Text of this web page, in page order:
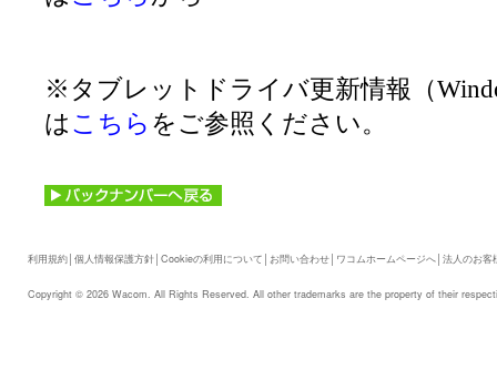
※タブレットドライバ更新情報（
はこちら をご参照ください。
利用規約│ 個人情報保護方針│ Cookieの利用について │ お問い合わせ│ ワコムホームページへ│ 法人のお客
Copyright © 2026 Wacom. All Rights Reserved. All other trademarks are the property of their